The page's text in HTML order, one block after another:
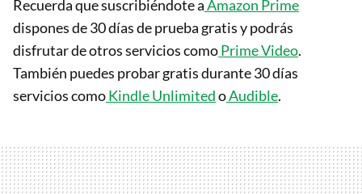
Recuerda que suscribiéndote aAmazon Prime
dispones de 30 días de prueba gratis y podrás
disfrutar de otros servicios comoPrime Video.
También puedes probar gratis durante 30 días
servicios comoKindle UnlimitedoAudible.